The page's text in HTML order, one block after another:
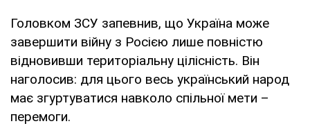
Головком ЗСУ запевнив, що Україна може
завершити війну з Росією лише повністю
відновивши територіальну цілісність. Він
наголосив: для цього весь український народ
має згуртуватися навколо спільної мети –
перемоги.